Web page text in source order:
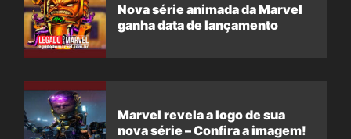
Nova série animada da Marvel
ganha data de lançamento
Marvel revela a logo de sua
nova série – Confira a imagem!